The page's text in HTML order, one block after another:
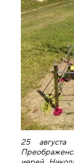
25 августа